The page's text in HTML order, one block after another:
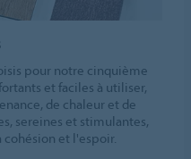
pour notre cinquième
et faciles à utiliser,
de chaleur et de
sereines et stimulantes,
et l'espoir.